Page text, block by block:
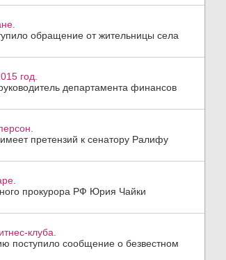
обращение от жительницы села
год.
департамента финансов
претензий к сенатору Ралифу
прокурора РФ Юрия Чайки
клуба.
поступило сообщение о безвестном